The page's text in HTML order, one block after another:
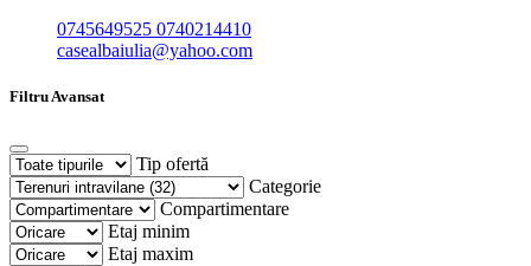
0745649525 0740214410
casealbaiulia@yahoo.com
Filtru Avansat
Tip ofertă
Categorie
Compartimentare
Etaj minim
Etaj maxim